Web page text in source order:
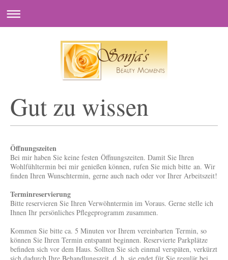
Gut zu wissen
Öffnungszeiten
Bei mir haben Sie keine festen Öffnungszeiten. Damit Sie Ihren
Wohlfühltermin bei mir genießen können, rufen Sie mich bitte an. Wir
finden Ihren Wunschtermin, gerne auch nach oder vor Ihrer Arbeitszeit!
Terminreservierung
Bitte reservieren Sie Ihren Verwöhntermin im Voraus. Gerne stelle ich
Ihnen Ihr persönliches Pflegeprogramm zusammen.
Kommen Sie bitte ca. 5 Minuten vor Ihrem vereinbarten Termin, so
können Sie Ihren Termin entspannt beginnen. Reservierte Parkplätze
befinden sich vor dem Haus. Sollten Sie sich einmal verspäten, verkürzt